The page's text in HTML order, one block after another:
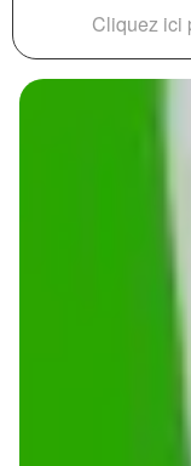
Cliquez ici